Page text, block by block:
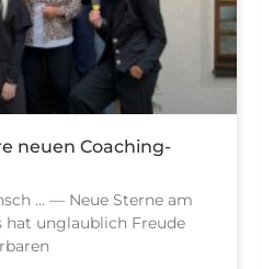
neuen Coaching-
… — Neue Sterne am
hat unglaublich Freude